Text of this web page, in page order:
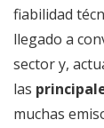
fiabilidad
llegado a
sector y,
las
muchas